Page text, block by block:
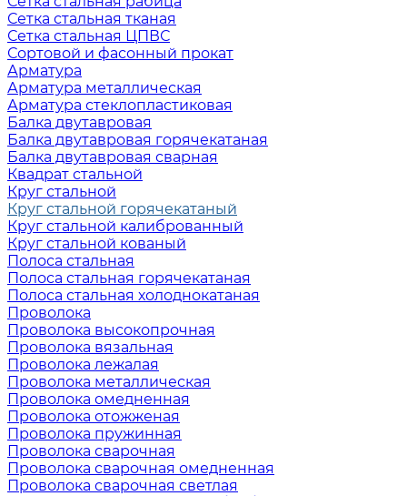
Сетка стальная тканая
Сетка стальная ЦПВС
Сортовой и фасонный прокат
Арматура
Арматура металлическая
Арматура стеклопластиковая
Балка двутавровая
Балка двутавровая горячекатаная
Балка двутавровая сварная
Квадрат стальной
Круг стальной
Круг стальной горячекатаный
Круг стальной калиброванный
Круг стальной кованый
Полоса стальная
Полоса стальная горячекатаная
Полоса стальная холоднокатаная
Проволока
Проволока высокопрочная
Проволока вязальная
Проволока лежалая
Проволока металлическая
Проволока омедненная
Проволока отожженая
Проволока пружинная
Проволока сварочная
Проволока сварочная омедненная
Проволока сварочная светлая